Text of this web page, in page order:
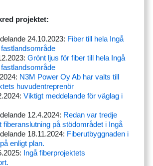
projektet:
24.10.2023: Fiber till hela Ingå
Grönt ljus för fiber till hela Ingå
N3M Power Oy Ab har valts till
huvudentreprenör
Viktigt meddelande för väglag i
12.4.2024: Redan var tredje
fiberanslutning på stödområdet i Ingå
18.11.2024: Fiberutbyggnaden i
enligt plan.
Ingå fiberprojektets